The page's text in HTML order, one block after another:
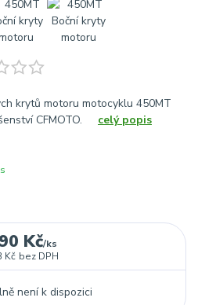
krytů motoru motocyklu 450MT
CFMOTO. celý popis
Kč/ks
Kč bez DPH
není k dispozici